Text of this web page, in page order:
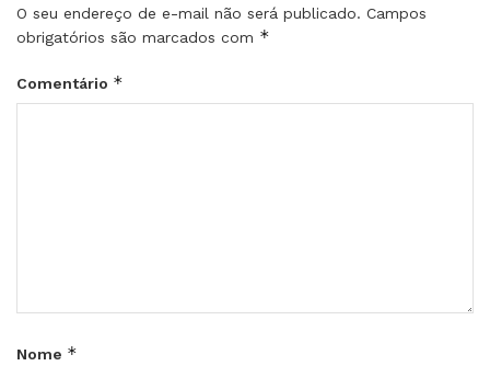
O seu endereço de e-mail não será publicado. Campos
obrigatórios são marcados com *
Comentário *
Nome *